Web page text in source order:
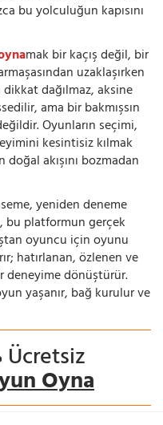
bu yolculuğun kapısını
mak bir kaçış değil, bir
uzaklaşırken
dağılmaz, aksine
ama bir bakmışsın
Oyunların seçimi,
kesintisiz kılmak
akışını bozmadan
yeniden deneme
bu platformun gerçek
oyuncu için oyunu
hatırlanan, özlenen ve
deneyime dönüştürür.
yaşanır, bağ kurulur ve
Oyna